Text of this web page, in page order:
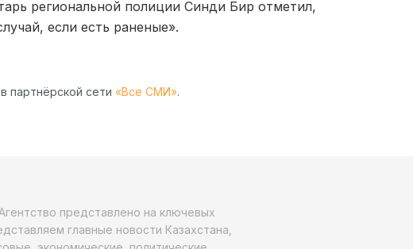
региональной полиции Синди Бир отметил,
если есть раненые».
партнёрской сети «Все СМИ».
представлено на ключевых
главные новости Казахстана,